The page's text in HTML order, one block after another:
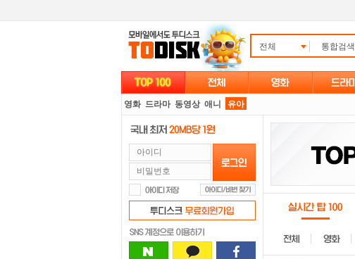
전체 통합검색
영화 드라마 동영상 애니 유아